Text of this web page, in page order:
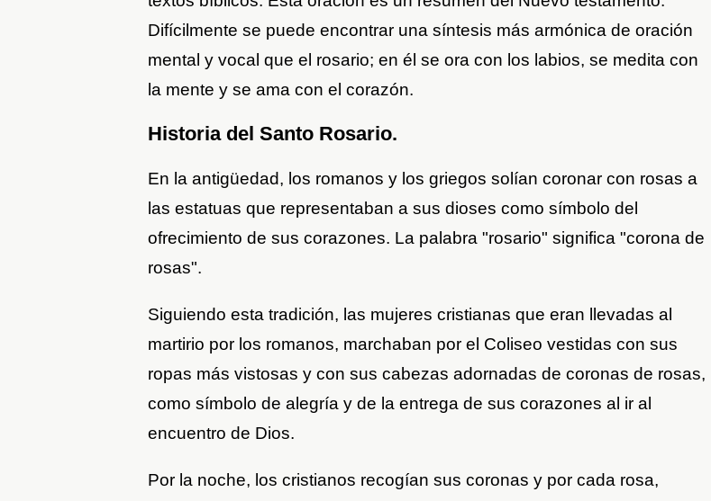
Difícilmente se puede encontrar una síntesis más armónica de oración
mental y vocal que el rosario; en él se ora con los labios, se medita con
la mente y se ama con el corazón.
Historia del Santo Rosario.
En la antigüedad, los romanos y los griegos solían coronar con rosas a
las estatuas que representaban a sus dioses como símbolo del
ofrecimiento de sus corazones. La palabra "rosario" significa "corona de
rosas".
Siguiendo esta tradición, las mujeres cristianas que eran llevadas al
martirio por los romanos, marchaban por el Coliseo vestidas con sus
ropas más vistosas y con sus cabezas adornadas de coronas de rosas,
como símbolo de alegría y de la entrega de sus corazones al ir al
encuentro de Dios.
Por la noche, los cristianos recogían sus coronas y por cada rosa,